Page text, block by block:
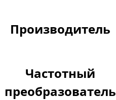
Производитель
Частотный
преобразователь